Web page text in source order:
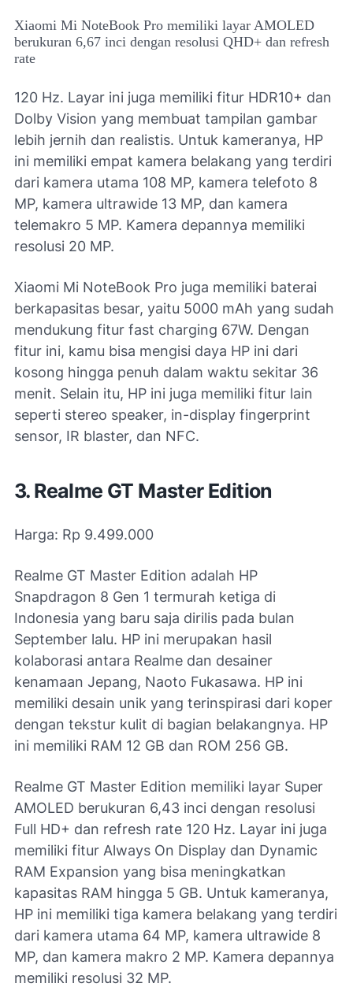
Xiaomi Mi NoteBook Pro memiliki layar AMOLED
berukuran 6,67 inci dengan resolusi QHD+ dan refresh
rate
120 Hz. Layar ini juga memiliki fitur HDR10+ dan
Dolby Vision yang membuat tampilan gambar
lebih jernih dan realistis. Untuk kameranya, HP
ini memiliki empat kamera belakang yang terdiri
dari kamera utama 108 MP, kamera telefoto 8
MP, kamera ultrawide 13 MP, dan kamera
telemakro 5 MP. Kamera depannya memiliki
resolusi 20 MP.
Xiaomi Mi NoteBook Pro juga memiliki baterai
berkapasitas besar, yaitu 5000 mAh yang sudah
mendukung fitur fast charging 67W. Dengan
fitur ini, kamu bisa mengisi daya HP ini dari
kosong hingga penuh dalam waktu sekitar 36
menit. Selain itu, HP ini juga memiliki fitur lain
seperti stereo speaker, in-display fingerprint
sensor, IR blaster, dan NFC.
3. Realme GT Master Edition
Harga: Rp 9.499.000
Realme GT Master Edition adalah HP
Snapdragon 8 Gen 1 termurah ketiga di
Indonesia yang baru saja dirilis pada bulan
September lalu. HP ini merupakan hasil
kolaborasi antara Realme dan desainer
kenamaan Jepang, Naoto Fukasawa. HP ini
memiliki desain unik yang terinspirasi dari koper
dengan tekstur kulit di bagian belakangnya. HP
ini memiliki RAM 12 GB dan ROM 256 GB.
Realme GT Master Edition memiliki layar Super
AMOLED berukuran 6,43 inci dengan resolusi
Full HD+ dan refresh rate 120 Hz. Layar ini juga
memiliki fitur Always On Display dan Dynamic
RAM Expansion yang bisa meningkatkan
kapasitas RAM hingga 5 GB. Untuk kameranya,
HP ini memiliki tiga kamera belakang yang terdiri
dari kamera utama 64 MP, kamera ultrawide 8
MP, dan kamera makro 2 MP. Kamera depannya
memiliki resolusi 32 MP.